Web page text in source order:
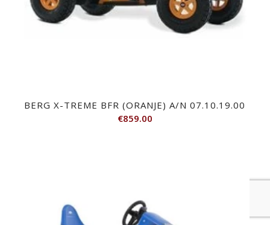
BERG X-TREME BFR (ORANJE) A/N 07.10.19.00
€859.00